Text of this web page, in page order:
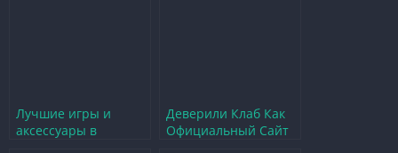
Лучшие игры и
аксессуары в
Деверили Клаб Как
Официальный Сайт